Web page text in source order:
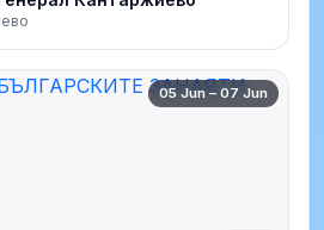
05 Jun – 07 Jun